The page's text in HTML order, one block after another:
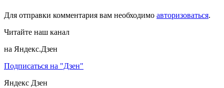
Для отправки комментария вам необходимо авторизоваться.
Читайте наш канал
на Яндекс.Дзен
Подписаться на "Дзен"
Яндекс Дзен